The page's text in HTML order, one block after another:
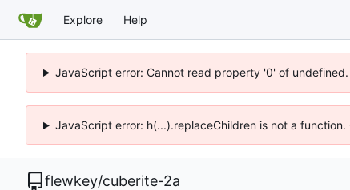
Explore Help
JavaScript error: Cannot read property '0' of
JavaScript error: h(...).replaceChildren is not a
flewkey/cuberite-2a